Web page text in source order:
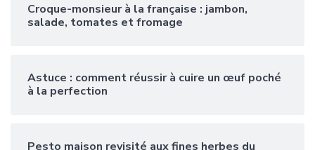
Croque-monsieur à la française : jambon,
salade, tomates et fromage
Astuce : comment réussir à cuire un œuf poché
à la perfection
Pesto maison revisité aux fines herbes du